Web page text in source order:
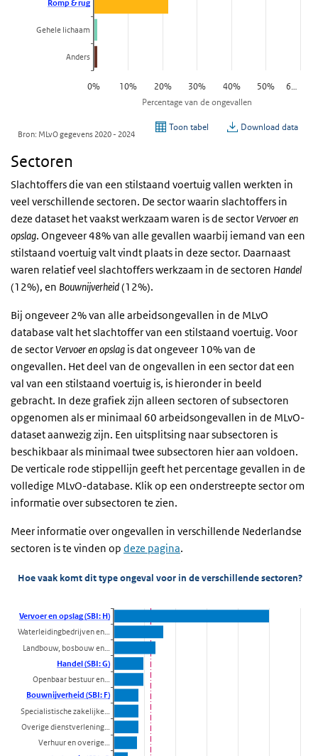
Sectoren
Slachtoffers die van een stilstaand voertuig vallen werkten in
veel verschillende sectoren. De sector waarin slachtoffers in
deze dataset het vaakst werkzaam waren is de sectorVervoer en
opslag. Ongeveer 48% van alle gevallen waarbij iemand van een
stilstaand voertuig valt vindt plaats in deze sector. Daarnaast
waren relatief veel slachtoffers werkzaam in de sectoren Handel
(12%), en Bouwnijverheid(12%).
Bij ongeveer 2% van alle arbeidsongevallen in de MLvO
database valt het slachtoffer van een stilstaand voertuig. Voor
de sectorVervoer en opslag is dat ongeveer 10% van de
ongevallen. Het deel van de ongevallen in een sector dat een
val van een stilstaand voertuig is, is hieronder in beeld
gebracht. In deze grafiek zijn alleen sectoren of subsectoren
opgenomen als er minimaal 60 arbeidsongevallen in de MLvO-
dataset aanwezig zijn. Een uitsplitsing naar subsectoren is
beschikbaar als minimaal twee subsectoren hier aan voldoen.
De verticale rode stippellijn geeft het percentage gevallen in de
volledige MLvO-database. Klik op een onderstreepte sector om
informatie over subsectoren te zien.
Meer informatie over ongevallen in verschillende Nederlandse
sectoren is te vinden op deze pagina.